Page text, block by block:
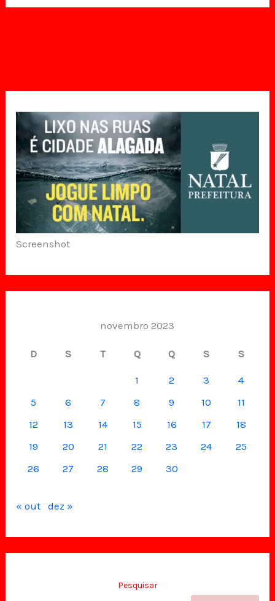
Screenshot
novembro 2023
D S T Q Q S S
1 2 3
4
5
6 7 8 9 10
11
12
13 14 15 16 17
18
19
20 21 22 23 24
25
26
27 28 29 30
« out dez »
Pesquisar